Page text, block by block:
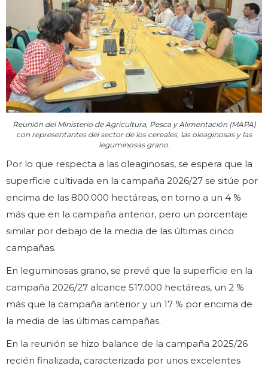
Reunión del Ministerio de Agricultura, Pesca y Alimentación (MAPA)
con representantes del sector de los cereales, las oleaginosas y las
leguminosas grano.
Por lo que respecta a las oleaginosas, se espera que la
superficie cultivada en la campaña 2026/27 se sitúe por
encima de las 800.000 hectáreas, en torno a un 4 %
más que en la campaña anterior, pero un porcentaje
similar por debajo de la media de las últimas cinco
campañas.
En leguminosas grano, se prevé que la superficie en la
campaña 2026/27 alcance 517.000 hectáreas, un 2 %
más que la campaña anterior y un 17 % por encima de
la media de las últimas campañas.
En la reunión se hizo balance de la campaña 2025/26
recién finalizada, caracterizada por unos excelentes